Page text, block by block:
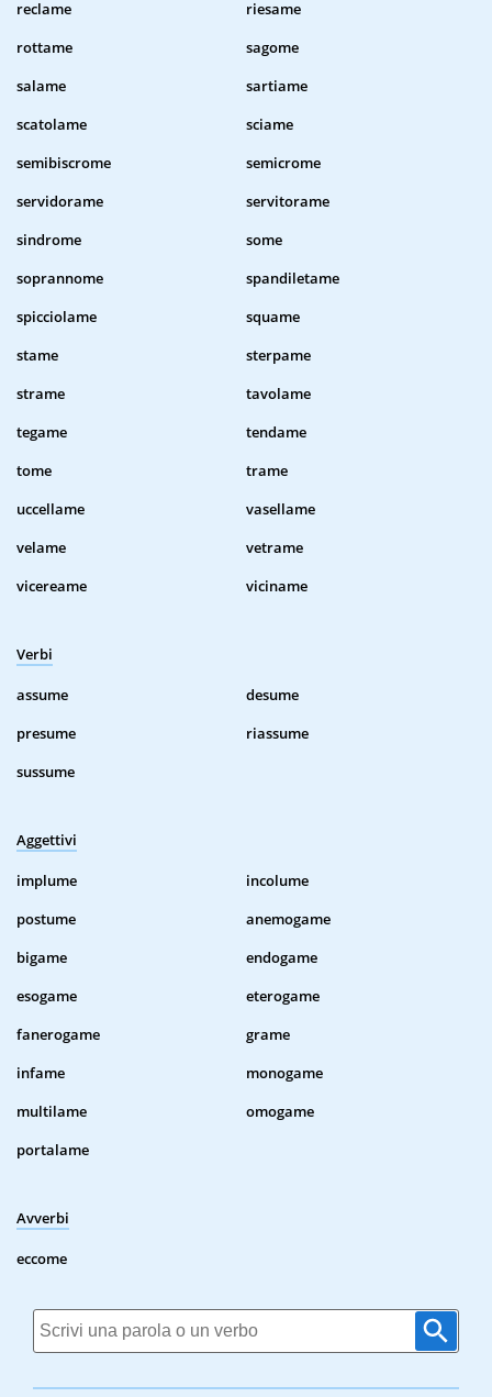
reclame
riesame
rottame
sagome
salame
sartiame
scatolame
sciame
semibiscrome
semicrome
servidorame
servitorame
sindrome
some
soprannome
spandiletame
spicciolame
squame
stame
sterpame
strame
tavolame
tegame
tendame
tome
trame
uccellame
vasellame
velame
vetrame
vicereame
viciname
Verbi
assume
desume
presume
riassume
sussume
Aggettivi
implume
incolume
postume
anemogame
bigame
endogame
esogame
eterogame
fanerogame
grame
infame
monogame
multilame
omogame
portalame
Avverbi
eccome